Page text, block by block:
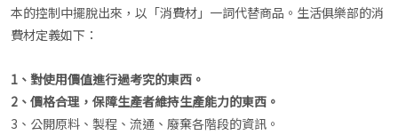
本的控制中擺脫出來，以「消費材」一詞代替商品。生活俱樂部的消
費材定義如下：
1、對使用價值進行過考究的東西。
2、價格合理，保障生產者維持生產能力的東西。
3、公開原料、製程、流通、廢棄各階段的資訊。